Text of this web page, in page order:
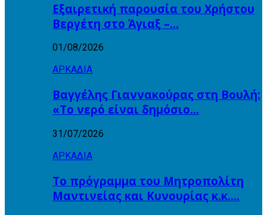
Εξαιρετική παρουσία του Χρήστου
Βεργέτη στο Άγιαξ –…
01/08/2026
ΑΡΚΑΔΙΑ
Βαγγέλης Γιαννακούρας στη Βουλή:
«Το νερό είναι δημόσιο…
31/07/2026
ΑΡΚΑΔΙΑ
Το πρόγραμμα του Μητροπολίτη
Μαντινείας και Κυνουρίας κ.κ….